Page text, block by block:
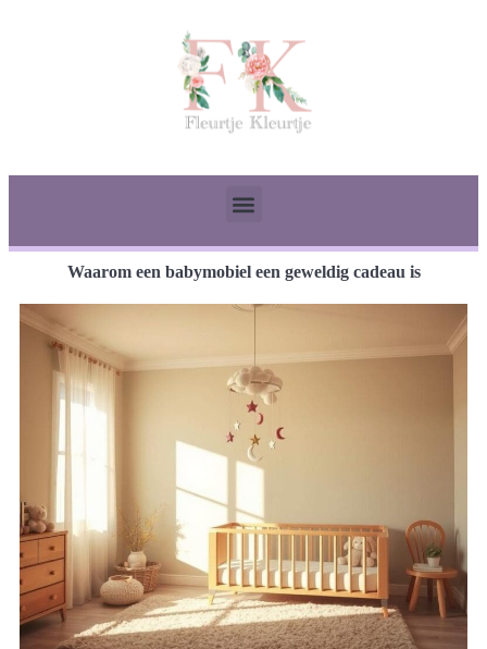
Waarom een babymobiel een geweldig cadeau is